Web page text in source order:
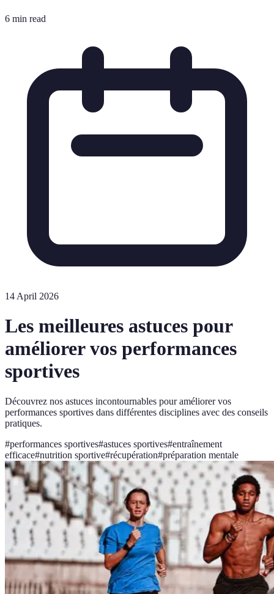
6 min read
14 April 2026
Les meilleures astuces pour
améliorer vos performances
sportives
Découvrez nos astuces incontournables pour améliorer vos
performances sportives dans différentes disciplines avec des conseils
pratiques.
#performances sportives#astuces sportives#entraînement
efficace#nutrition sportive#récupération#préparation mentale